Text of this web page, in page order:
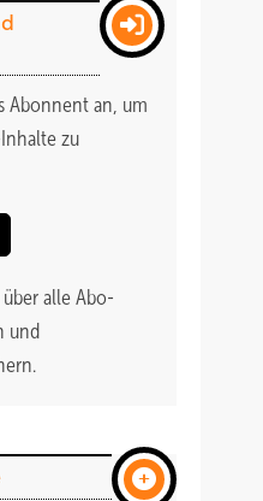
Abonnent an, um
zu
alle Abo-
und